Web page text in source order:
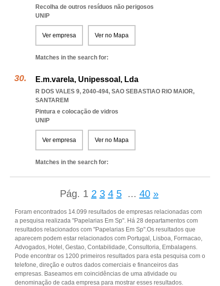
Recolha de outros resíduos não perigosos
UNIP
Ver empresa Ver no Mapa
Matches in the search for:
E.m.varela, Unipessoal, Lda
R DOS VALES 9, 2040-494, SAO SEBASTIAO RIO MAIOR,
SANTAREM
Pintura e colocação de vidros
UNIP
Ver empresa Ver no Mapa
Matches in the search for:
Pág. 1 2 3 4 5 ... 40 »
Foram encontrados 14.099 resultados de empresas relacionadas com
a pesquisa realizada "Papelarias Em Sp". Há 28 departamentos com
resultados relacionados com "Papelarias Em Sp".Os resultados que
aparecem podem estar relacionados com Portugal, Lisboa, Formacao,
Advogados, Hotel, Gestao, Contabilidade, Consultoria, Embalagens.
Pode encontrar os 1200 primeiros resultados para esta pesquisa com o
telefone, direção e outros dados comerciais e financeiros das
empresas. Baseamos em coincidências de uma atividade ou
denominação de cada empresa para mostrar esses resultados.